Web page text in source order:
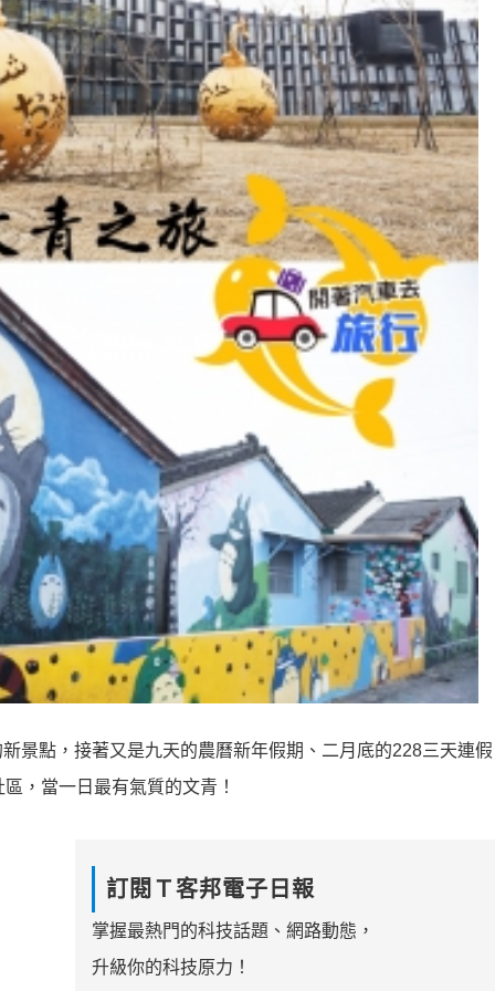
景點，接著又是九天的農曆新年假期、二月底的228三天連
，當一日最有氣質的文青！
訂閱Ｔ客邦電子日報
掌握最熱門的科技話題、網路動態，
升級你的科技原力！